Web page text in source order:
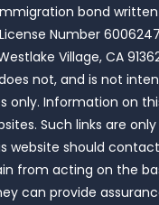
bond
Number
Village, CA
not, and is not
only. Information on
Such links are
website should
from acting on the
can provide